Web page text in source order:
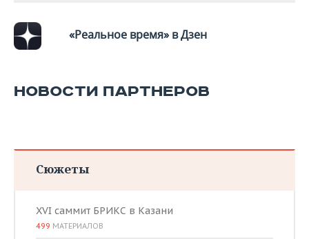
«Реальное время» в Дзен
НОВОСТИ ПАРТНЕРОВ
Сюжеты
XVI саммит БРИКС в Казани
499 МАТЕРИАЛОВ